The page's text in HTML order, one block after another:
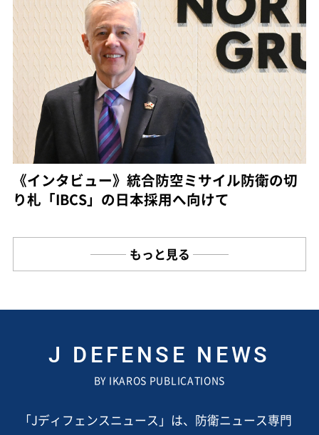
《インタビュー》統合防空ミサイル防衛の切
り札「IBCS」の日本採用へ向けて
もっと見る
J DEFENSE NEWS
BY IKAROS PUBLICATIONS
「Jディフェンスニュース」は、防衛ニュース専門